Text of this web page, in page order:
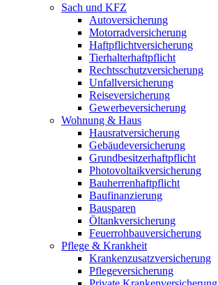
Sach und KFZ
Autoversicherung
Motorradversicherung
Haftpflichtversicherung
Tierhalterhaftpflicht
Rechtsschutzversicherung
Unfallversicherung
Reiseversicherung
Gewerbeversicherung
Wohnung & Haus
Hausratversicherung
Gebäudeversicherung
Grundbesitzerhaftpflicht
Photovoltaikversicherung
Bauherrenhaftpflicht
Baufinanzierung
Bausparen
Öltankversicherung
Feuerrohbauversicherung
Pflege & Krankheit
Krankenzusatzversicherung
Pflegeversicherung